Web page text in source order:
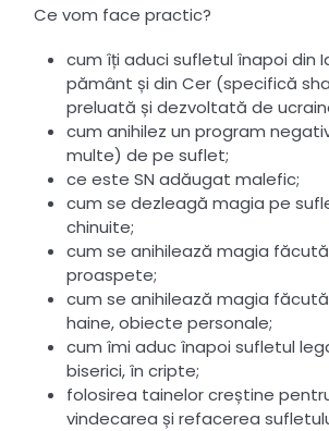
Ce vom face practic?
cum îți aduci sufletul înapoi din
pământ și din Cer (specifică
preluată și dezvoltată de
cum anihilez un program
multe) de pe suflet;
ce este SN adăugat malefic;
cum se dezleagă magia pe
chinuite;
cum se anihilează magia
proaspete;
cum se anihilează magia
haine, obiecte personale;
cum îmi aduc înapoi sufletul
biserici, în cripte;
folosirea tainelor creștine
vindecarea și refacerea